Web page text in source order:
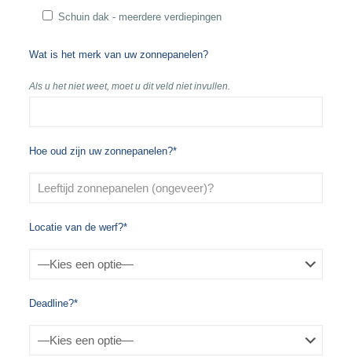
Schuin dak - meerdere verdiepingen
Wat is het merk van uw zonnepanelen?
Als u het niet weet, moet u dit veld niet invullen.
Hoe oud zijn uw zonnepanelen?*
Locatie van de werf?*
Deadline?*